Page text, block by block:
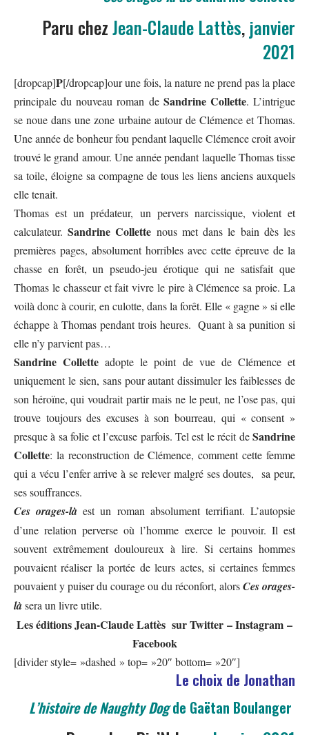
Paru chezJean-Claude Lattès, janvier
2021
[dropcap]P[/dropcap]our une fois, la nature ne prend pas la place
principale du nouveau roman de Sandrine Collette. L’intrigue
se noue dans une zone urbaine autour de Clémence et Thomas.
Une année de bonheur fou pendant laquelle Clémence croit avoir
trouvé le grand amour. Une année pendant laquelle Thomas tisse
sa toile, éloigne sa compagne de tous les liens anciens auxquels
elle tenait.
Thomas est un prédateur, un pervers narcissique, violent et
calculateur.Sandrine Collette nous met dans le bain dès les
premières pages, absolument horribles avec cette épreuve de la
chasse en forêt, un pseudo-jeu érotique qui ne satisfait que
Thomas le chasseur et fait vivre le pire à Clémence sa proie. La
voilà donc à courir, en culotte, dans la forêt. Elle « gagne » si elle
échappe à Thomas pendant trois heures. Quant à sa punition si
elle n’y parvient pas…
Sandrine Collette adopte le point de vue de Clémence et
uniquement le sien, sans pour autant dissimuler les faiblesses de
son héroïne, qui voudrait partir mais ne le peut, ne l’ose pas, qui
trouve toujours des excuses à son bourreau, qui « consent »
presque à sa folie et l’excuse parfois. Tel est le récit deSandrine
Collette: la reconstruction de Clémence, comment cette femme
qui a vécu l’enfer arrive à se relever malgré ses doutes, sa peur,
ses souffrances.
Ces orages-là est un roman absolument terrifiant. L’autopsie
d’une relation perverse où l’homme exerce le pouvoir. Il est
souvent extrêmement douloureux à lire. Si certains hommes
pouvaient réaliser la portée de leurs actes, si certaines femmes
pouvaient y puiser du courage ou du réconfort, alorsCes orages-
làsera un livre utile.
Les éditionsJean-Claude Lattès surTwitter –Instagram –
Facebook
[divider style= »dashed » top= »20″ bottom= »20″]
Le choix de Jonathan
L’histoire de Naughty Dogde Gaëtan Boulanger